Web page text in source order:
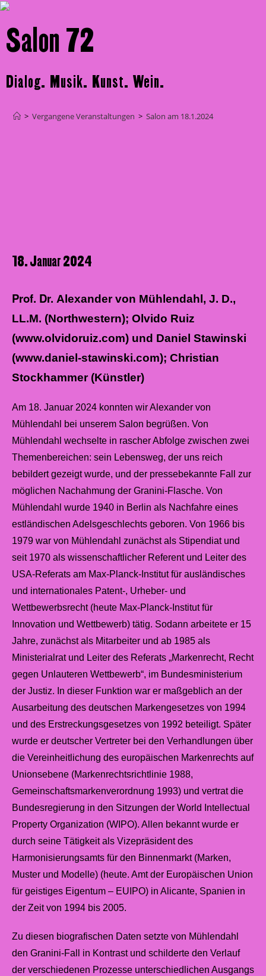
Salon 72
Dialog. Musik. Kunst. Wein.
> Vergangene Veranstaltungen > Salon am 18.1.2024
18. Januar 2024
Prof. Dr. Alexander von Mühlendahl, J. D.,
LL.M. (Northwestern); Olvido Ruiz
(www.olvidoruiz.com) und Daniel Stawinski
(www.daniel-stawinski.com); Christian
Stockhammer (Künstler)
Am 18. Januar 2024 konnten wir Alexander von
Mühlendahl bei unserem Salon begrüßen. Von
Mühlendahl wechselte in rascher Abfolge zwischen zwei
Themenbereichen: sein Lebensweg, der uns reich
bebildert gezeigt wurde, und der pressebekannte Fall zur
möglichen Nachahmung der Granini-Flasche. Von
Mühlendahl wurde 1940 in Berlin als Nachfahre eines
estländischen Adelsgeschlechts geboren. Von 1966 bis
1979 war von Mühlendahl zunächst als Stipendiat und
seit 1970 als wissenschaftlicher Referent und Leiter des
USA-Referats am Max-Planck-Institut für ausländisches
und internationales Patent-, Urheber- und
Wettbewerbsrecht (heute Max-Planck-Institut für
Innovation und Wettbewerb) tätig. Sodann arbeitete er 15
Jahre, zunächst als Mitarbeiter und ab 1985 als
Ministerialrat und Leiter des Referats „Markenrecht, Recht
gegen Unlauteren Wettbewerb“, im Bundesministerium
der Justiz. In dieser Funktion war er maßgeblich an der
Ausarbeitung des deutschen Markengesetzes von 1994
und des Erstreckungsgesetzes von 1992 beteiligt. Später
wurde er deutscher Vertreter bei den Verhandlungen über
die Vereinheitlichung des europäischen Markenrechts auf
Unionsebene (Markenrechtsrichtlinie 1988,
Gemeinschaftsmarkenverordnung 1993) und vertrat die
Bundesregierung in den Sitzungen der World Intellectual
Property Organization (WIPO). Allen bekannt wurde er
durch seine Tätigkeit als Vizepräsident des
Harmonisierungsamts für den Binnenmarkt (Marken,
Muster und Modelle) (heute. Amt der Europäischen Union
für geistiges Eigentum – EUIPO) in Alicante, Spanien in
der Zeit von 1994 bis 2005.
Zu diesen biografischen Daten setzte von Mühlendahl
den Granini-Fall in Kontrast und schilderte den Verlauf
der verschiedenen Prozesse unterschiedlichen Ausgangs